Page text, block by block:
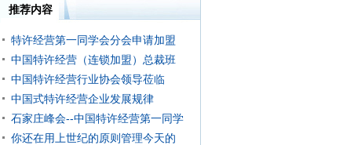
推荐内容
特许经营第一同学会分会申请加盟
中国特许经营（连锁加盟）总裁班
中国特许经营行业协会领导莅临
中国式特许经营企业发展规律
石家庄峰会--中国特许经营第一同学
你还在用上世纪的原则管理今天的